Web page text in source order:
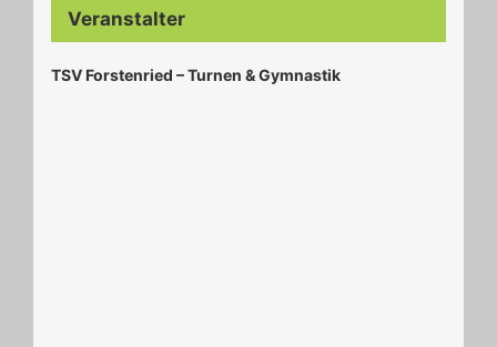
Veranstalter
TSV Forstenried – Turnen & Gymnastik